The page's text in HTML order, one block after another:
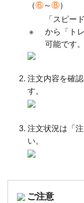
（⑥～⑧）
※
「スピー
から「ト
可能です。
注文内容を確
す。
注文状況は「
い。
ご注意